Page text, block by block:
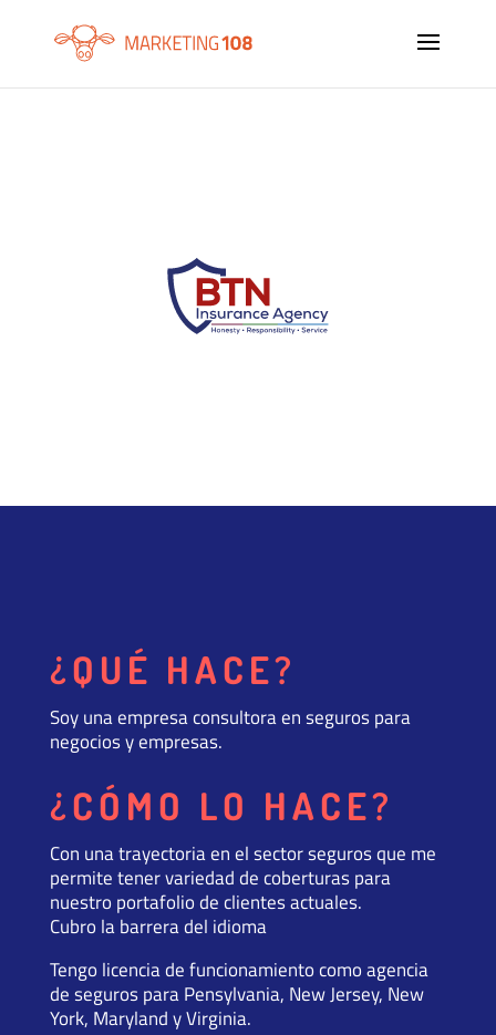
¿QUÉ HACE?
Soy una empresa consultora en seguros para
negocios y empresas.
¿CÓMO LO HACE?
Con una trayectoria en el sector seguros que me
permite tener variedad de coberturas para
nuestro portafolio de clientes actuales.
Cubro la barrera del idioma
Tengo licencia de funcionamiento como agencia
de seguros para Pensylvania, New Jersey, New
York, Maryland y Virginia.